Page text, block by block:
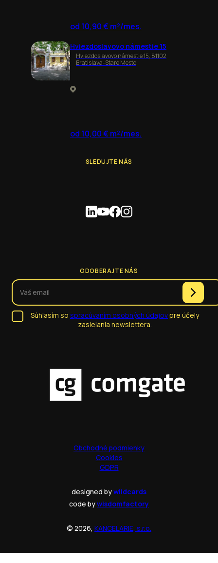
od 10,90 € m²/mes.
Hviezdoslavovo námestie 15
Hviezdoslavovo námestie 15, 81102
Bratislava-Staré Mesto
od 10,00 € m²/mes.
SLEDUJTE NÁS
ODOBERAJTE NÁS
Súhlasím so spracúvaním osobných údajovpre účely
zasielania newslettera.
Obchodné podmienky
Cookies
GDPR
designed bywildcards
code bywisdomfactory
© 2026, KANCELARIE, s.r.o.